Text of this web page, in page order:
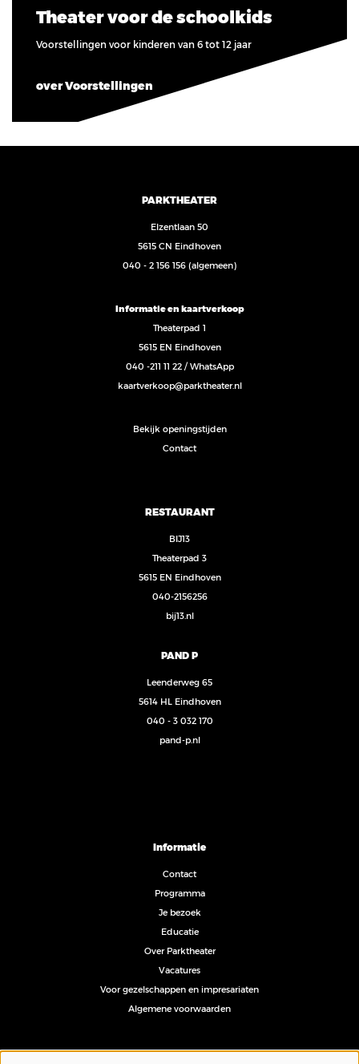
Theater voor de schoolkids
Voorstellingen voor kinderen van 6 tot 12 jaar
over Voorstellingen
PARKTHEATER
Elzentlaan 50
5615 CN Eindhoven
040 - 2 156 156 (algemeen)
Informatie en kaartverkoop
Theaterpad 1
5615 EN Eindhoven
040 -211 11 22/WhatsApp
kaartverkoop@parktheater.nl
Bekijk openingstijden
Contact
RESTAURANT
BIJ13
Theaterpad 3
5615 EN Eindhoven
040-2156256
bij13.nl
PAND P
Leenderweg 65
5614 HL Eindhoven
040 - 3 032 170
pand-p.nl
Informatie
Contact
Programma
Je bezoek
Educatie
Over Parktheater
Vacatures
Voor gezelschappen en impresariaten
Algemene voorwaarden